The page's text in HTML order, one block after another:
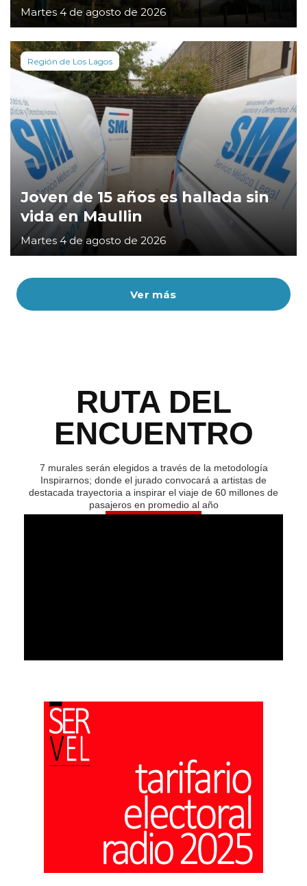
Ver más
Martes 4 de agosto de 2026
Región de Los Lagos
Joven de 15 años es hallada sin
vida en Maullin
Martes 4 de agosto de 2026
RUTA DEL
ENCUENTRO
7 murales serán elegidos a través de la metodología
Inspirarnos; donde el jurado convocará a artistas de
destacada trayectoria a inspirar el viaje de 60 millones de
pasajeros en promedio al año